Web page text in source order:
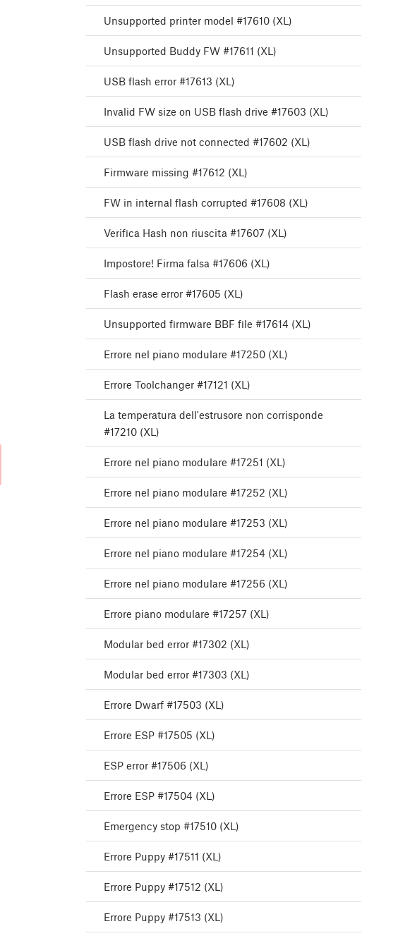
Unsupported printer model #17610 (XL)
Unsupported Buddy FW #17611 (XL)
USB flash error #17613 (XL)
Invalid FW size on USB flash drive #17603 (XL)
USB flash drive not connected #17602 (XL)
Firmware missing #17612 (XL)
FW in internal flash corrupted #17608 (XL)
Verifica Hash non riuscita #17607 (XL)
Impostore! Firma falsa #17606 (XL)
Flash erase error #17605 (XL)
Unsupported firmware BBF file #17614 (XL)
Errore nel piano modulare #17250 (XL)
Errore Toolchanger #17121 (XL)
La temperatura dell'estrusore non corrisponde
#17210 (XL)
Errore nel piano modulare #17251 (XL)
Errore nel piano modulare #17252 (XL)
Errore nel piano modulare #17253 (XL)
Errore nel piano modulare #17254 (XL)
Errore nel piano modulare #17256 (XL)
Errore piano modulare #17257 (XL)
Modular bed error #17302 (XL)
Modular bed error #17303 (XL)
Errore Dwarf #17503 (XL)
Errore ESP #17505 (XL)
ESP error #17506 (XL)
Errore ESP #17504 (XL)
Emergency stop #17510 (XL)
Errore Puppy #17511 (XL)
Errore Puppy #17512 (XL)
Errore Puppy #17513 (XL)